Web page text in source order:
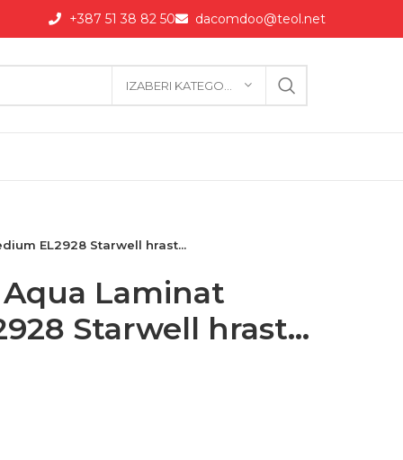
+387 51 38 82 50 dacomdoo@teol.net
EL2928 Starwell hrast...
Laminat
Starwell hrast...